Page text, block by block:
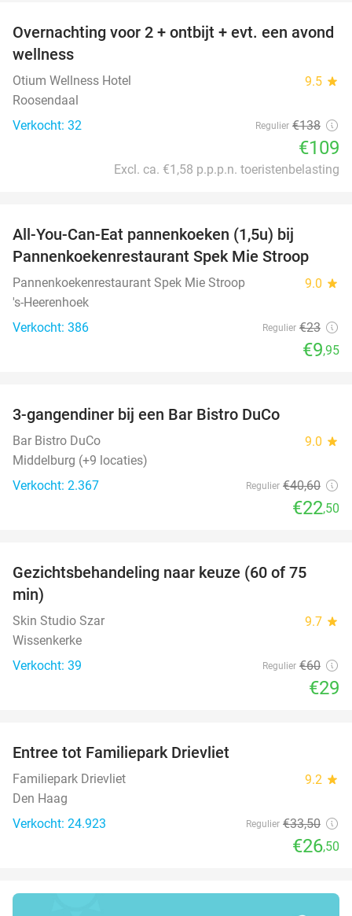
21%
Overnachting voor 2 + ontbijt + evt. een avond
wellness
Otium Wellness Hotel 9.5 star
Roosendaal
Verkocht: 32
Regulier €138
€109
Excl. ca. €1,58 p.p.p.n. toeristenbelasting
All-You-Can-Eat pannenkoeken (1,5u) bij
Pannenkoekenrestaurant Spek Mie Stroop
Pannenkoekenrestaurant Spek Mie Stroop 9.0 star
's-Heerenhoek
Verkocht: 386
Regulier €23
€9,95
3-gangendiner bij een Bar Bistro DuCo
Bar Bistro DuCo 9.0 star
Middelburg (+9 locaties)
Verkocht: 2.367
Regulier €40,60
€22,50
52%
Gezichtsbehandeling naar keuze (60 of 75
min)
Skin Studio Szar 9.7 star
Wissenkerke
Verkocht: 39
Regulier €60
€29
Entree tot Familiepark Drievliet
Familiepark Drievliet 9.2 star
Den Haag
Verkocht: 24.923
Regulier €33,50
€26,50